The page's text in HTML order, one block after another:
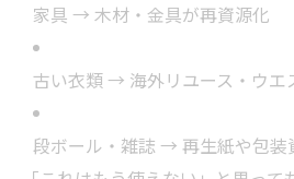
家具 → 木材・金具が再資源化
古い衣類 → 海外リユース・ウエ
段ボール・雑誌 → 再生紙や包装